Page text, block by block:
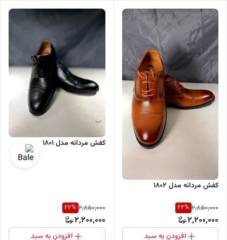
کفش مردانه مدل 1802
2,850,000
22%
2,200,000
افزودن به سبد
کفش مردانه مدل 1801
2,850,000
22%
2,200,000
افزودن به سبد